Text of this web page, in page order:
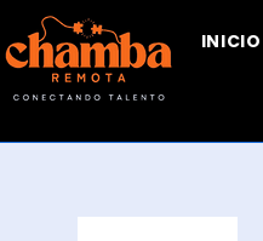
INICIO